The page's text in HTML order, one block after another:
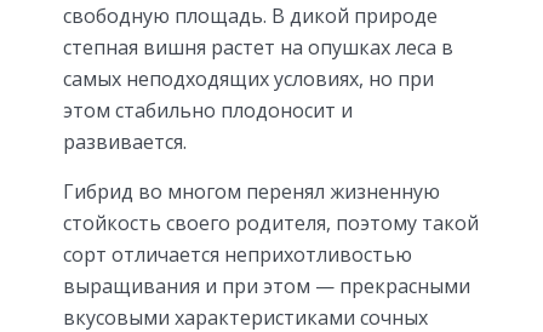
свободную площадь. В дикой природе
степная вишня растет на опушках леса в
самых неподходящих условиях, но при
этом стабильно плодоносит и
развивается.
Гибрид во многом перенял жизненную
стойкость своего родителя, поэтому такой
сорт отличается неприхотливостью
выращивания и при этом — прекрасными
вкусовыми характеристиками сочных